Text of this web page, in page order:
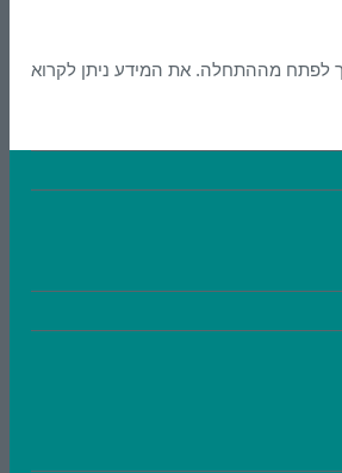
לפתח מההתחלה. את המידע ניתן לקרוא